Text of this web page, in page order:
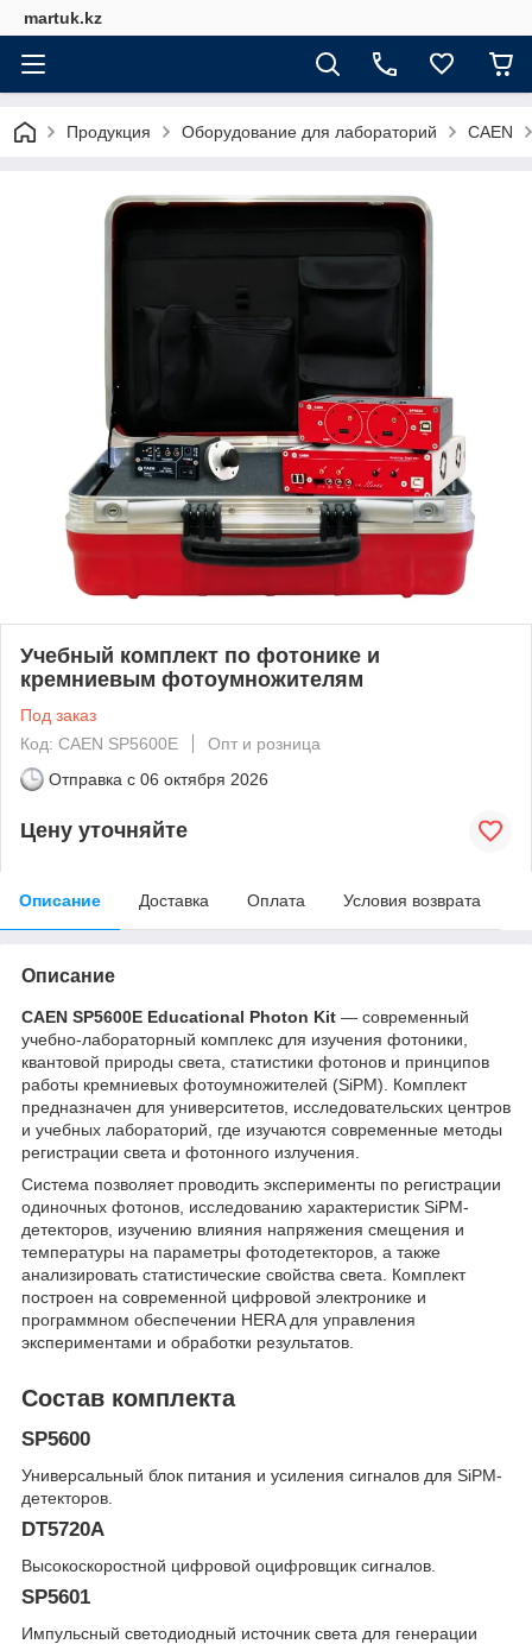
martuk.kz
Продукция Оборудование для лабораторий CAEN
Учебный комплект по фотонике и
кремниевым фотоумножителям
Под заказ
Код: CAEN SP5600E
Опт и розница
Отправка с 06 октября 2026
Цену уточняйте
Описание Доставка Оплата Условия возврата
Описание
CAEN SP5600E Educational Photon Kit — современный
учебно-лабораторный комплекс для изучения фотоники,
квантовой природы света, статистики фотонов и принципов
работы кремниевых фотоумножителей (SiPM). Комплект
предназначен для университетов, исследовательских центров
и учебных лабораторий, где изучаются современные методы
регистрации света и фотонного излучения.
Система позволяет проводить эксперименты по регистрации
одиночных фотонов, исследованию характеристик SiPM-
детекторов, изучению влияния напряжения смещения и
температуры на параметры фотодетекторов, а также
анализировать статистические свойства света. Комплект
построен на современной цифровой электронике и
программном обеспечении HERA для управления
экспериментами и обработки результатов.
Состав комплекта
SP5600
Универсальный блок питания и усиления сигналов для SiPM-
детекторов.
DT5720A
Высокоскоростной цифровой оцифровщик сигналов.
SP5601
Импульсный светодиодный источник света для генерации